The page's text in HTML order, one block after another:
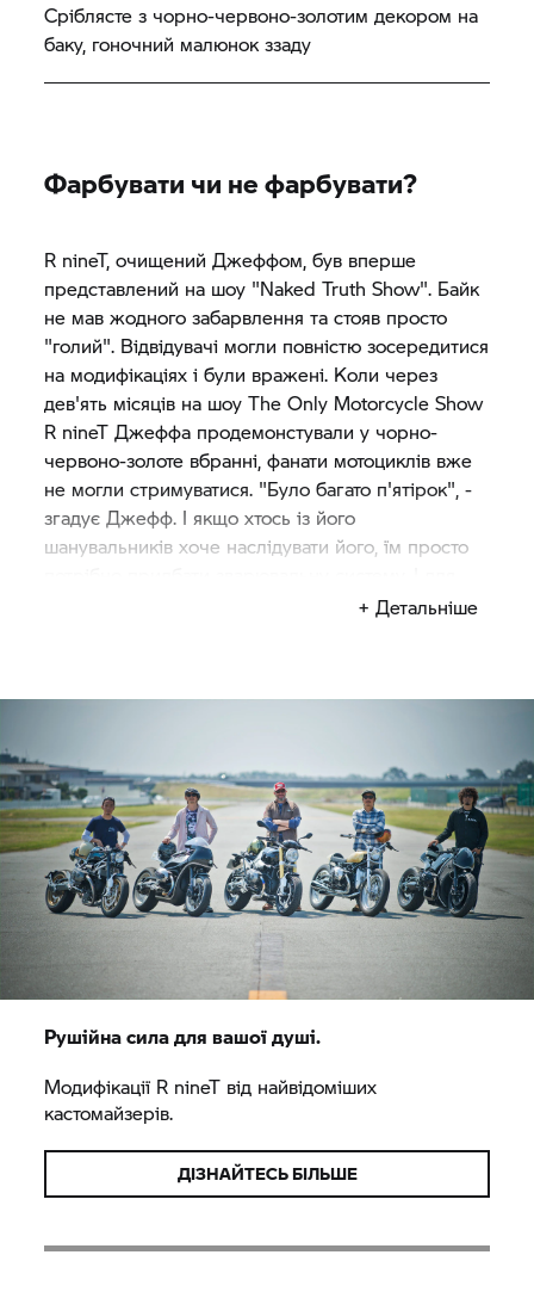
Сріблясте з чорно-червоно-золотим декором на
баку, гоночний малюнок ззаду
Фарбувати чи не фарбувати?
R nineT, очищений Джеффом, був вперше
представлений на шоу "Naked Truth Show". Байк
не мав жодного забарвлення та стояв просто
"голий". Відвідувачі могли повністю зосередитися
на модифікаціях і були вражені. Коли через
дев'ять місяців на шоу The Only Motorcycle Show
R nineT Джеффа продемонстували у чорно-
червоно-золоте вбранні, фанати мотоциклів вже
не могли стримуватися. "Було багато п'ятірок", -
згадує Джефф. І якщо хтось із його
шанувальників хоче наслідувати його, їм просто
натхнення: незабутні мотоцикли Джеффа можуть
+ Детальніше
Рушійна сила для вашої душі.
Модифікації R nineT від найвідоміших
кастомайзерів.
ДІЗНАЙТЕСЬ БІЛЬШЕ